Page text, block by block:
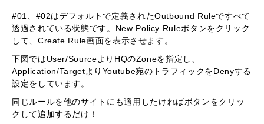
#01、#02はデフォルトで定義されたOutbound Ruleですべて
透過されている状態です。New Policy Ruleボタンをクリック
して、Create Rule画面を表示させます。
下図ではUser/SourceよりHQのZoneを指定し、
Application/TargetよりYoutube宛のトラフィックをDenyする
設定をしています。
同じルールを他のサイトにも適用したければボタンをクリッ
クして追加するだけ！